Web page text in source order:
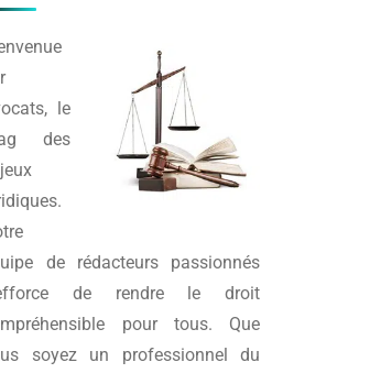
, le
des
de rédacteurs passionnés
de rendre le droit
pour tous. Que
soyez un professionnel du